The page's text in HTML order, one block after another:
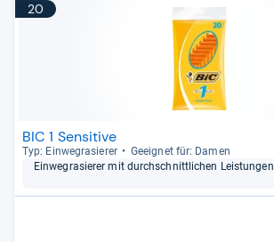
20
BIC 1 Sensitive
Typ: Ein­weg­ra­sie­rer
Geeig­net für: Damen
Ein­weg­ra­sie­rer mit durch­schnitt­li­chen Leis­tun­gen